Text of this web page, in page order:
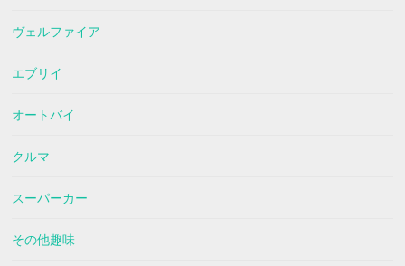
ヴェルファイア
エブリイ
オートバイ
クルマ
スーパーカー
その他趣味